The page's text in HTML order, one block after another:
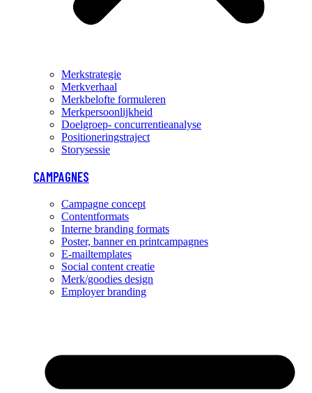
Merkstrategie
Merkverhaal
Merkbelofte formuleren
Merkpersoonlijkheid
Doelgroep- concurrentieanalyse
Positioneringstraject
Storysessie
CAMPAGNES
Campagne concept
Contentformats
Interne branding formats
Poster, banner en printcampagnes
E-mailtemplates
Social content creatie
Merk/goodies design
Employer branding